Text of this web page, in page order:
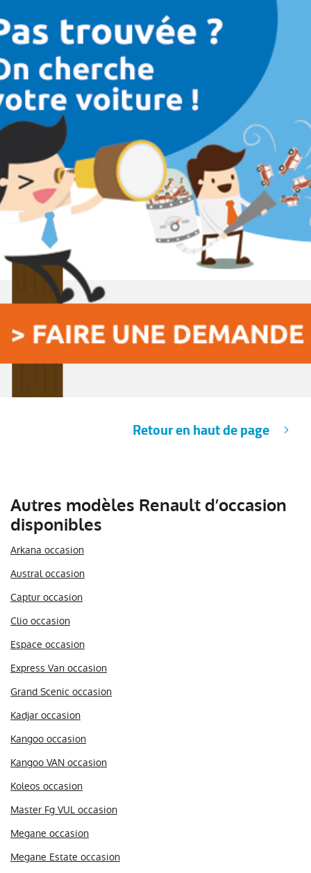
Retour en haut de page
Autres modèles Renault d’occasion
disponibles
Arkana occasion
Austral occasion
Captur occasion
Clio occasion
Espace occasion
Express Van occasion
Grand Scenic occasion
Kadjar occasion
Kangoo occasion
Kangoo VAN occasion
Koleos occasion
Master Fg VUL occasion
Megane occasion
Megane Estate occasion